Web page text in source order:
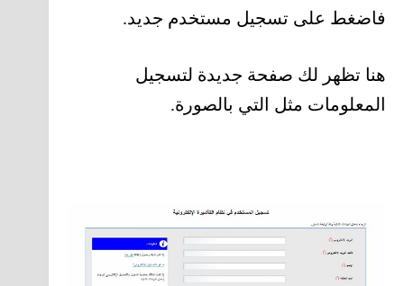
فاضغط على تسجيل مستخدم جديد.
هنا تظهر لك صفحة جديدة لتسجيل
المعلومات مثل التي بالصورة.